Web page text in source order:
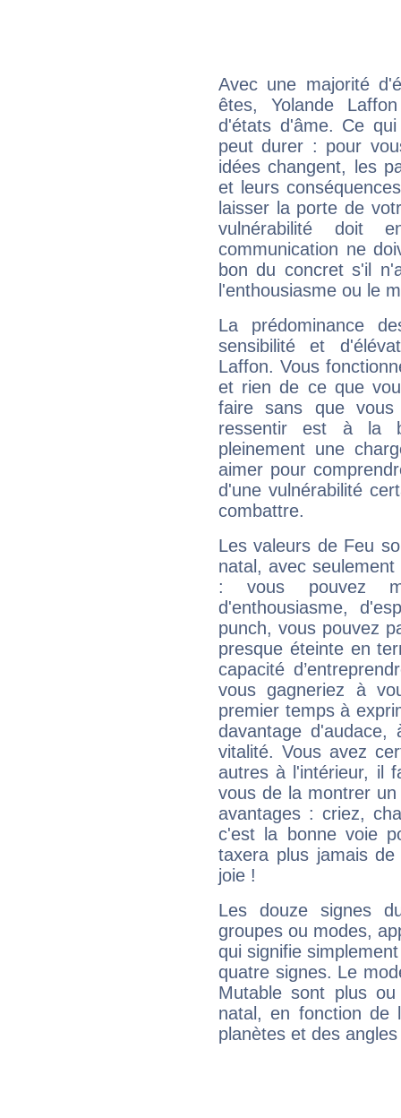
Avec une majorité
êtes, Yolande
d'états d'âme. Ce
peut durer : pour
idées changent, les
et leurs
laisser la porte de
vulnérabilité doit
communication ne
bon du concret s'il
l'enthousiasme ou le
La prédominance
sensibilité et
Laffon. Vous
et rien de ce que
faire sans que
ressentir est à la
pleinement une
aimer pour
d'une vulnérabilité
combattre.
Les valeurs de Feu
natal, avec
: vous pouvez
d'enthousiasme,
punch, vous pouvez
presque éteinte en
capacité
vous gagneriez à
premier temps à
davantage
vitalité. Vous avez
autres à l'intérieur, il
vous de la montrer
avantages : criez,
c'est la bonne voie
taxera plus jamais
joie !
Les douze signes
groupes ou modes,
qui signifie
quatre signes. Le
Mutable sont plus
natal, en fonction de
planètes et des